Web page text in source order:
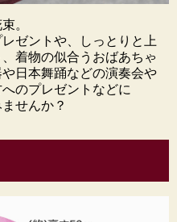
。
ゼントや、しっとりと上
着物の似合うおばあちゃ
日本舞踊などの演奏会や
のプレゼントなどに
せんか？